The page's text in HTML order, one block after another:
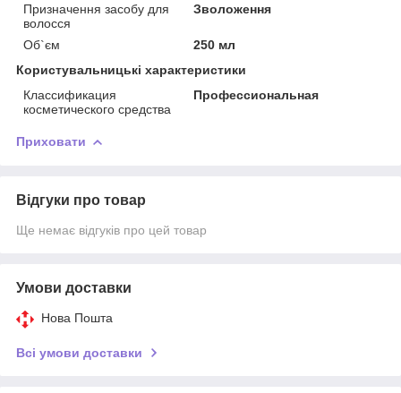
Призначення засобу для
волосся
Зволоження
Об`єм
250 мл
Користувальницькі характеристики
Классификация
косметического средства
Профессиональная
Приховати
Відгуки про товар
Ще немає відгуків про цей товар
Умови доставки
Нова Пошта
Всі умови доставки